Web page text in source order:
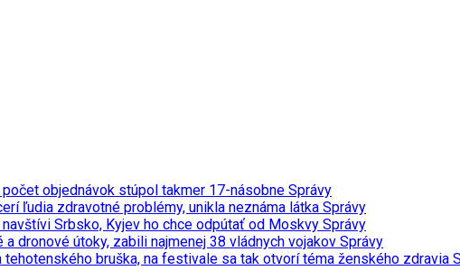
objednávok stúpol takmer 17-násobne Správy
ľudia zdravotné problémy, unikla neznáma látka Správy
Srbsko, Kyjev ho chce odpútať od Moskvy Správy
dronové útoky, zabili najmenej 38 vládnych vojakov Správy
bruška, na festivale sa tak otvorí téma ženského zdravia